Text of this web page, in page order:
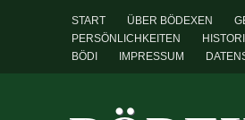
START ÜBER BÖDEXEN
PERSÖNLICHKEITEN
BÖDI
IMPRESSUM